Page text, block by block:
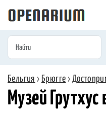
Бельгия › Брюгге ›
Музей Грутхус